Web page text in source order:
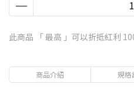
此商品 「 最高 」可以折抵紅利
商品介紹 規格